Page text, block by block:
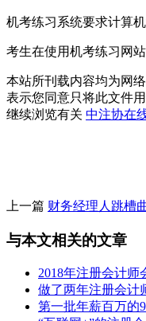
机考练习系统要求计算
考生在使用机考练习网
本站所刊载内容均为网
表示您同意只将此文件
继续浏览有关 中注协在
上一篇 财务经理人跳槽
与本文相关的文章
2018年注册会计师
做了两年注册会计
第一批年薪百万的